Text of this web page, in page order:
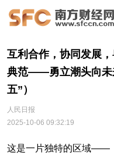
互利合作，协同发展
典范——勇立潮头向未
五”）
人民日报
2025-10-06 09:32:19
这是一片独特的区域——